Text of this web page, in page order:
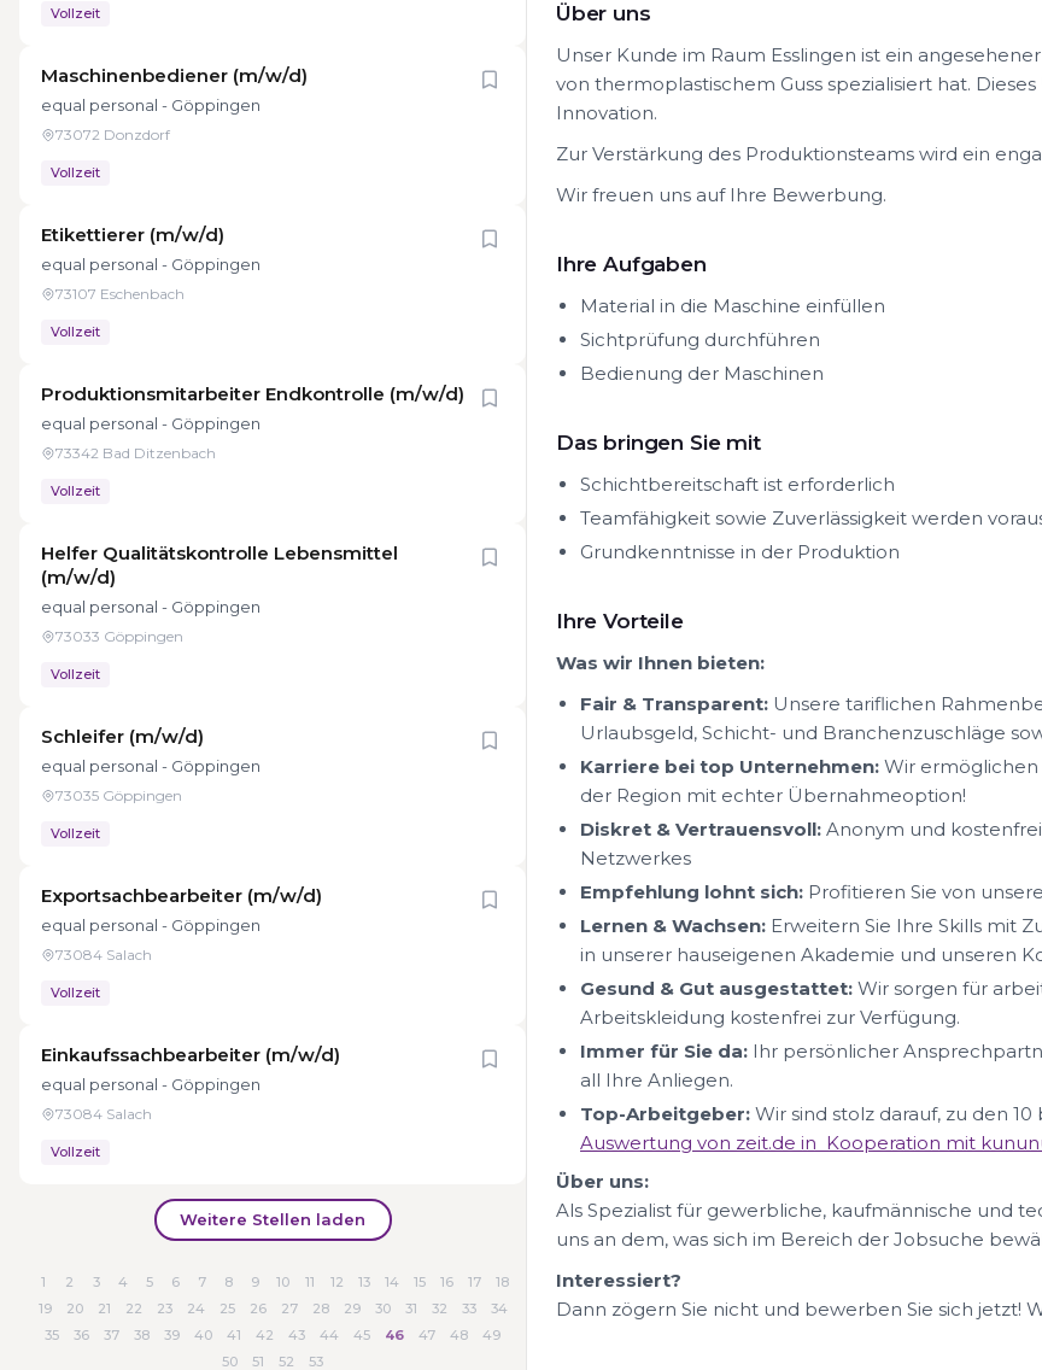
Vollzeit
Maschinenbediener (m/w/d)
equal personal - Göppingen
73072 Donzdorf
Vollzeit
Etikettierer (m/w/d)
equal personal - Göppingen
73107 Eschenbach
Vollzeit
Produktionsmitarbeiter Endkontrolle (m/w/d)
equal personal - Göppingen
73342 Bad Ditzenbach
Vollzeit
Helfer Qualitätskontrolle Lebensmittel
(m/w/d)
equal personal - Göppingen
73033 Göppingen
Vollzeit
Schleifer (m/w/d)
equal personal - Göppingen
73035 Göppingen
Vollzeit
Exportsachbearbeiter (m/w/d)
equal personal - Göppingen
73084 Salach
Vollzeit
Einkaufssachbearbeiter (m/w/d)
equal personal - Göppingen
73084 Salach
Vollzeit
Weitere Stellen laden
1 2 3 4 5 6 7 8 9 10 11 12 13 14 15 16 17
18
19
20 21 22 23 24 25 26 27 28 29 30 31 32 33
34
35
36 37 38 39 40 41 42 43 44 45 46 47 48
49
50
51 52
53
Über uns
Unser Kunde im Raum Esslingen ist ein
von thermoplastischem Guss spezialisiert hat.
Innovation.
Zur Verstärkung des Produktionsteams wird ein
Wir freuen uns auf Ihre Bewerbung.
Ihre Aufgaben
Material in die Maschine einfüllen
Sichtprüfung durchführen
Bedienung der Maschinen
Das bringen Sie mit
Schichtbereitschaft ist erforderlich
Teamfähigkeit sowie Zuverlässigkeit werden
Grundkenntnisse in der Produktion
Ihre Vorteile
Was wir Ihnen bieten:
Fair & Transparent: Unsere tariflichen
Urlaubsgeld, Schicht- und Branchenzuschläge
Karriere bei top Unternehmen: Wir
der Region mit echter Übernahmeoption!
Diskret & Vertrauensvoll: Anonym und
Netzwerkes
Empfehlung lohnt sich: Profitieren Sie von
Lernen & Wachsen: Erweitern Sie Ihre Skills mit
in unserer hauseigenen Akademie und unseren
Gesund & Gut ausgestattet: Wir sorgen für
Arbeitskleidung kostenfrei zur Verfügung.
Immer für Sie da: Ihr persönlicher
all Ihre Anliegen.
Top-Arbeitgeber: Wir sind stolz darauf, zu den
Auswertung von zeit.de in Kooperation mit
Über uns:
Als Spezialist für gewerbliche, kaufmännische und
uns an dem, was sich im Bereich der Jobsuche
Interessiert?
Dann zögern Sie nicht und bewerben Sie sich jetzt!